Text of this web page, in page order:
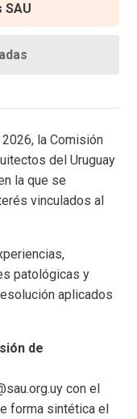
SAU
la Comisión
del Uruguay
la que se
vinculados al
patológicas y
aplicados
de
con el
forma sintética el